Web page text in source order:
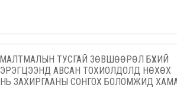
ТУСГАЙ ЗӨВШӨӨРӨЛ БҮХИЙ
АВСАН ТОХИОЛДОЛД НӨХӨХ
ЗАХИРГААНЫ СОНГОХ БОЛОМЖИД